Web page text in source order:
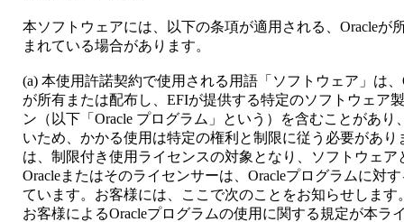
本ソフトウェアには、以下の条項が適用される、Oracleが
まれている場合があります。
(a) 本使用許諾契約で使用される用語「ソフトウェア」は
が所有または配布し、EFIが提供する特定のソフトウェア
ン（以下「Oracle プログラム」という）を含むことがあ
いため、かかる使用は特定の権利と制限に従う必要があり
は、制限付き使用ライセンスの対象となり、ソフトウェ
Oracleまたはそのライセンサーは、Oracleプログラムに対
ています。お客様には、ここで次のことをお知らせします
お客様によるOracleプログラムの使用に関する規定が本ラ